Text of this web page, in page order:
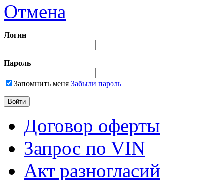
Отмена
Логин
Пароль
Запомнить меня Забыли пароль
Договор оферты
Запрос по VIN
Акт разногласий